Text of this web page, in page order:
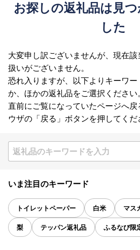
お探しの返礼品は見
した
大変申し訳ございませんが、現在該
扱いがございません。
恐れ入りますが、以下よりキーワ
か、ほかの返礼品をご選択ください。
直前にご覧になっていたページへ
ウザの「戻る」ボタンを押してくだ
いま注目のキーワード
トイレットペーパー 白米 マス
梨 テッパン返礼品 ふるなび限